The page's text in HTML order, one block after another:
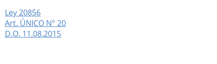
Ley 20856
Art. ÚNICO N° 20
D.O. 11.08.2015